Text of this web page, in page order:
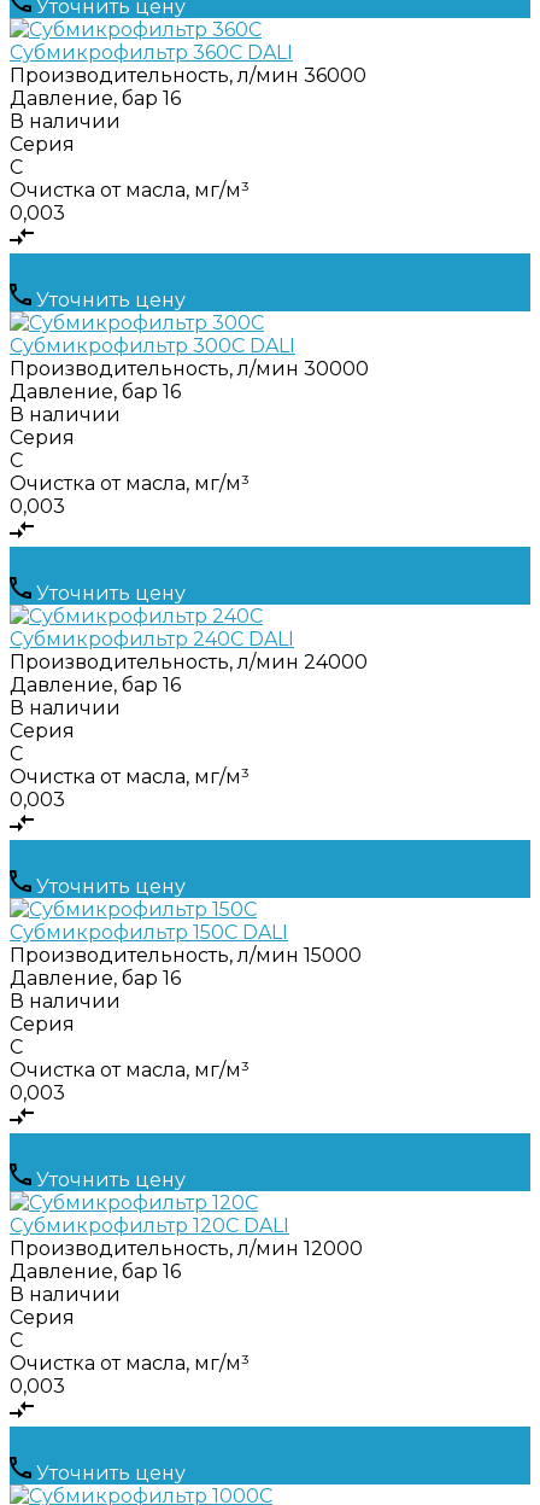
Уточнить цену
Субмикрофильтр 360C DALI
Производительность, л/мин 36000
Давление, бар 16
В наличии
Серия
C
Очистка от масла, мг/м³
0,003
Уточнить цену
Субмикрофильтр 300C DALI
Производительность, л/мин 30000
Давление, бар 16
В наличии
Серия
C
Очистка от масла, мг/м³
0,003
Уточнить цену
Субмикрофильтр 240C DALI
Производительность, л/мин 24000
Давление, бар 16
В наличии
Серия
C
Очистка от масла, мг/м³
0,003
Уточнить цену
Субмикрофильтр 150C DALI
Производительность, л/мин 15000
Давление, бар 16
В наличии
Серия
C
Очистка от масла, мг/м³
0,003
Уточнить цену
Субмикрофильтр 120C DALI
Производительность, л/мин 12000
Давление, бар 16
В наличии
Серия
C
Очистка от масла, мг/м³
0,003
Уточнить цену